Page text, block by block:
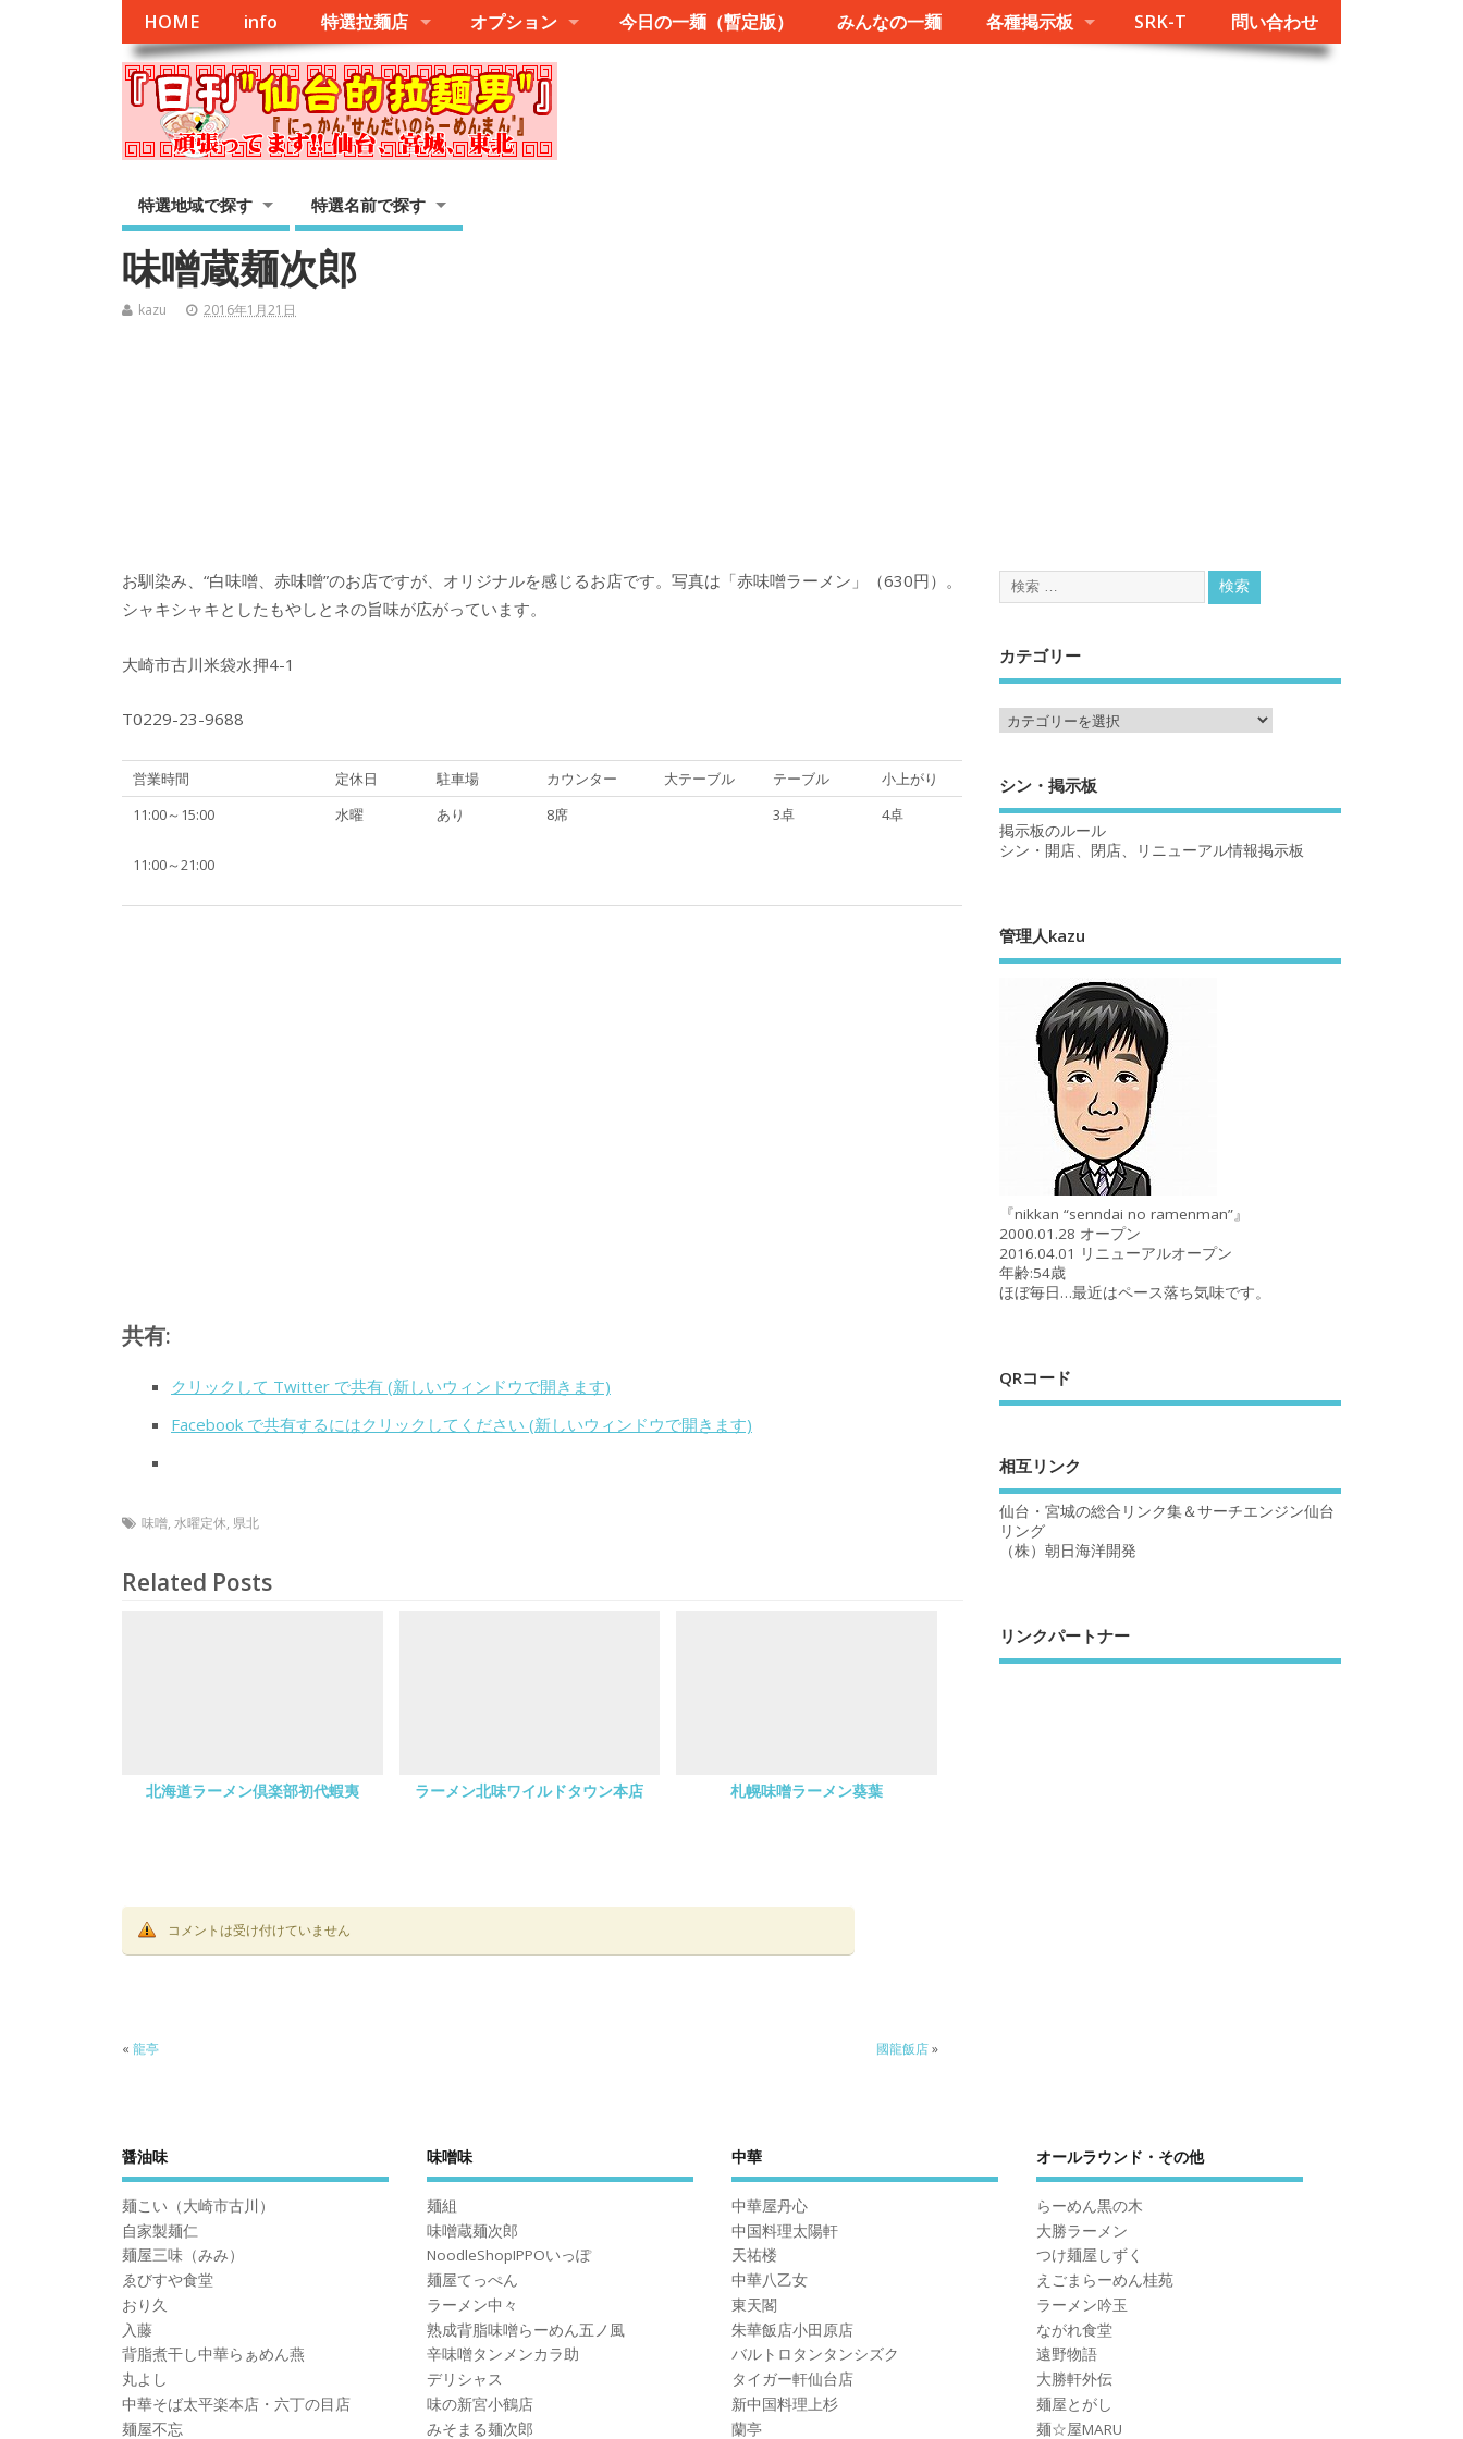
HOME info 特選拉麺店 オプション 今日の一麺（暫定版） みんなの一麺 各種掲示板 SRK-T 問い合わせ
特選地域で探す 特選名前で探す
味噌蔵麺次郎
kazu 2016年1月21日
お馴染み、“白味噌、赤味噌”のお店ですが、オリジナルを感じるお店です。写真は「赤味噌ラーメン」（630円）。
シャキシャキとしたもやしとネの旨味が広がっています。
大崎市古川米袋水押4-1
T0229-23-9688
営業時間 定休日 駐車場 カウンター 大テーブル テーブル
小上がり
11:00～15:00
11:00～21:00
水曜 あり 8席 3卓 4卓
共有:
クリックして Twitter で共有 (新しいウィンドウで開きます)
Facebook で共有するにはクリックしてください (新しいウィンドウで開きます)
味噌, 水曜定休, 県北
Related Posts
北海道ラーメン倶楽部初代蝦夷 ラーメン北味ワイルドタウン本店 札幌味噌ラーメン葵葉
コメントは受け付けていません
« 龍亭 國龍飯店»
カテゴリー
シン・掲示板
掲示板のルール
シン・開店、閉店、リニューアル情報掲示板
管理人kazu
『nikkan “senndai no ramenman”』
2000.01.28 オープン
2016.04.01 リニューアルオープン
年齢:54歳
ほぼ毎日…最近はペース落ち気味です。
QRコード
相互リンク
仙台・宮城の総合リンク集＆サーチエンジン仙台
リング
（株）朝日海洋開発
リンクパートナー
醤油味
麺こい（大崎市古川）
自家製麺仁
麺屋三味（みみ）
ゑびすや食堂
おり久
入藤
背脂煮干し中華らぁめん燕
丸よし
中華そば太平楽本店・六丁の目店
麺屋不忘
味噌味
麺組
味噌蔵麺次郎
NoodleShopIPPOいっぽ
麺屋てっぺん
ラーメン中々
熟成背脂味噌らーめん五ノ風
辛味噌タンメンカラ助
デリシャス
味の新宮小鶴店
みそまる麺次郎
中華
中華屋丹心
中国料理太陽軒
天祐楼
中華八乙女
東天閣
朱華飯店小田原店
バルトロタンタンシズク
タイガー軒仙台店
新中国料理上杉
蘭亭
オールラウンド・その他
らーめん黒の木
大勝ラーメン
つけ麺屋しずく
えごまらーめん桂苑
ラーメン吟玉
ながれ食堂
遠野物語
大勝軒外伝
麺屋とがし
麺☆屋MARU